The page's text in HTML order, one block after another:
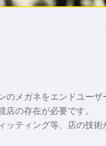
のメガネをエンドユー
店の存在が必要です。
ッティング等、店の技術